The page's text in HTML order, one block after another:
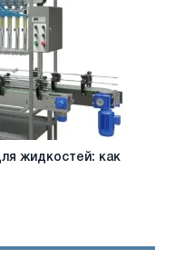
жидкостей: как